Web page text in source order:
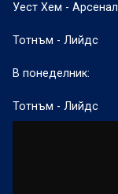
Уест Хем - Арсенал
Тотнъм - Лийдс
В понеделник:
Тотнъм - Лийдс